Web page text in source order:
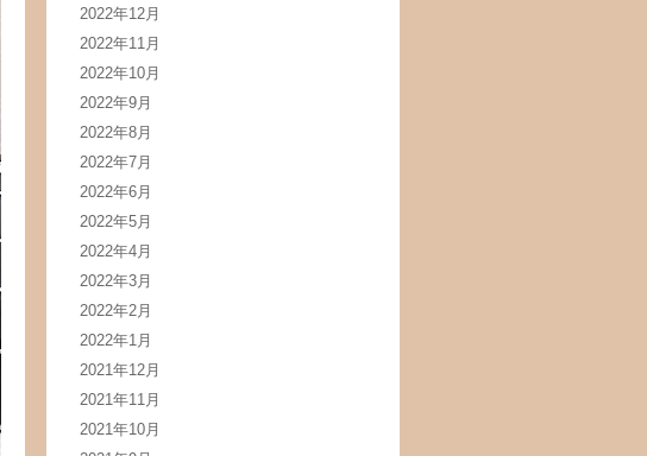
2022年12月
2022年11月
2022年10月
2022年9月
2022年8月
2022年7月
2022年6月
2022年5月
2022年4月
2022年3月
2022年2月
2022年1月
2021年12月
2021年11月
2021年10月